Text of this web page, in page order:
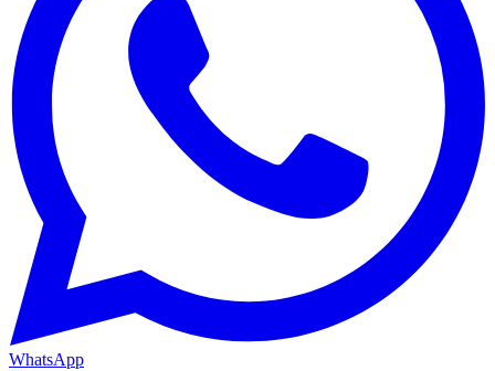
WhatsApp